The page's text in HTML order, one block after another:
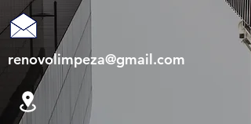
renovolimpeza@gmail.com